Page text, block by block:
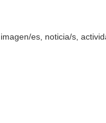
es, noticia/s,